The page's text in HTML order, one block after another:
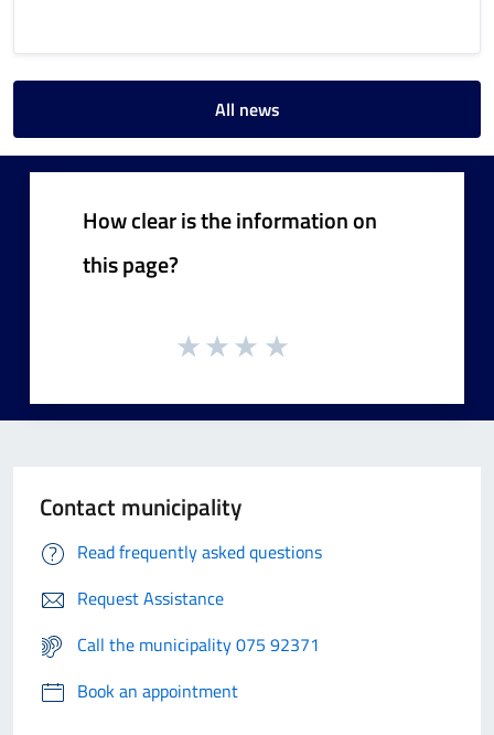
All news
How clear is the information on
this page?
Contact municipality
Read frequently asked questions
Request Assistance
Call the municipality 075 92371
Book an appointment